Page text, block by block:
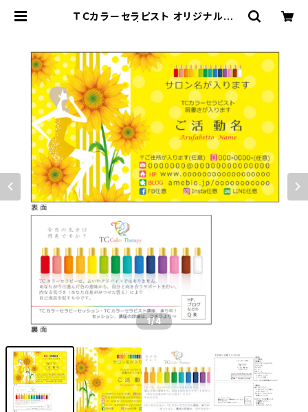
ＴＣカラーセラピスト オリジナル名
1/4